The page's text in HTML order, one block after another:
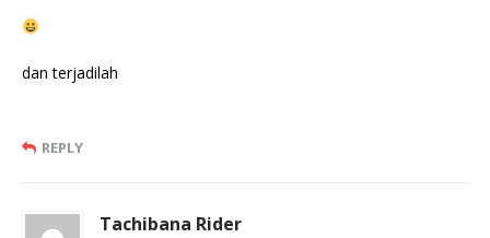
dan terjadilah
REPLY
Tachibana Rider